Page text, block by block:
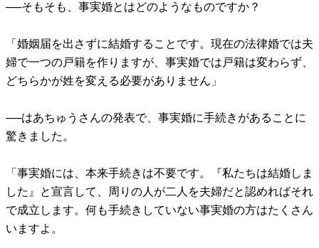
──そもそも、事実婚とはどのようなものですか？
「婚姻届を出さずに結婚することです。現在の法律婚では夫
婦で一つの戸籍を作りますが、事実婚では戸籍は変わらず、
どちらかが姓を変える必要がありません」
──はあちゅうさんの発表で、事実婚に手続きがあることに
驚きました。
「事実婚には、本来手続きは不要です。『私たちは結婚しま
した』と宣言して、周りの人が二人を夫婦だと認めればそれ
で成立します。何も手続きしていない事実婚の方はたくさん
いますよ。